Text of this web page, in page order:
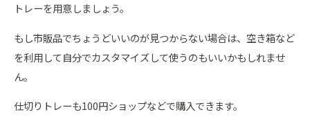
トレーを用意しましょう。
もし市販品でちょうどいいのが見つからない場合は、空き箱など
を利用して自分でカスタマイズして使うのもいいかもしれませ
ん。
仕切りトレーも100円ショップなどで購入できます。